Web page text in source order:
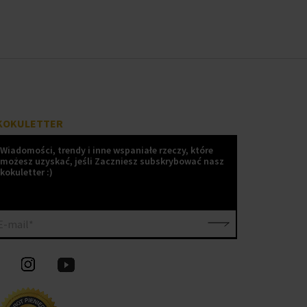
Wiadomości, trendy i inne wspaniałe rzeczy, które
możesz uzyskać, jeśli Zaczniesz subskrybować nasz
kokuletter :)